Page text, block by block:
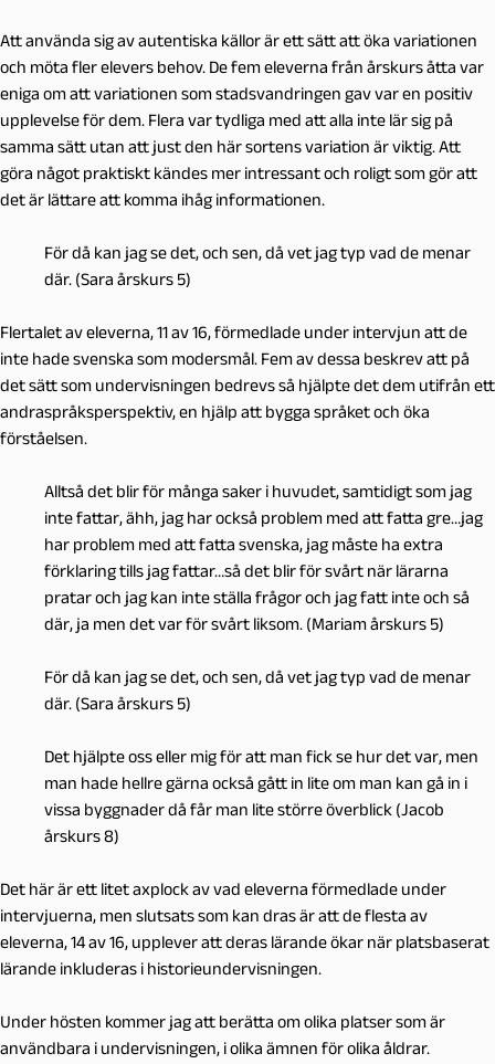
Att använda sig av autentiska källor är ett sätt att öka variationen
och möta fler elevers behov. De fem eleverna från årskurs åtta var
eniga om att variationen som stadsvandringen gav var en positiv
upplevelse för dem. Flera var tydliga med att alla inte lär sig på
samma sätt utan att just den här sortens variation är viktig. Att
göra något praktiskt kändes mer intressant och roligt som gör att
det är lättare att komma ihåg informationen.
För då kan jag se det, och sen, då vet jag typ vad de menar
där. (Sara årskurs 5)
Flertalet av eleverna, 11 av 16, förmedlade under intervjun att de
inte hade svenska som modersmål. Fem av dessa beskrev att på
det sätt som undervisningen bedrevs så hjälpte det dem utifrån ett
andraspråksperspektiv, en hjälp att bygga språket och öka
förståelsen.
Alltså det blir för många saker i huvudet, samtidigt som jag
inte fattar, ähh, jag har också problem med att fatta gre…jag
har problem med att fatta svenska, jag måste ha extra
förklaring tills jag fattar…så det blir för svårt när lärarna
pratar och jag kan inte ställa frågor och jag fatt inte och så
där, ja men det var för svårt liksom. (Mariam årskurs 5)
För då kan jag se det, och sen, då vet jag typ vad de menar
där. (Sara årskurs 5)
Det hjälpte oss eller mig för att man fick se hur det var, men
man hade hellre gärna också gått in lite om man kan gå in i
vissa byggnader då får man lite större överblick (Jacob
årskurs 8)
Det här är ett litet axplock av vad eleverna förmedlade under
intervjuerna, men slutsats som kan dras är att de flesta av
eleverna, 14 av 16, upplever att deras lärande ökar när platsbaserat
lärande inkluderas i historieundervisningen.
Under hösten kommer jag att berätta om olika platser som är
användbara i undervisningen, i olika ämnen för olika åldrar.